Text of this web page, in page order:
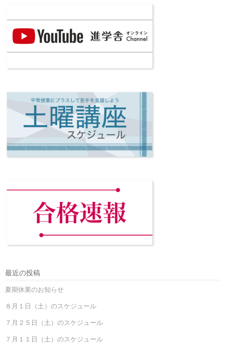
最近の投稿
夏期休業のお知らせ
８月１日（土）のスケジュール
７月２５日（土）のスケジュール
７月１１日（土）のスケジュール